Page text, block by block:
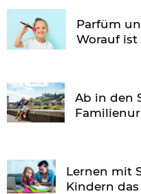
Parfüm
Worauf ist
Ab in den
Lernen mit
Kindern